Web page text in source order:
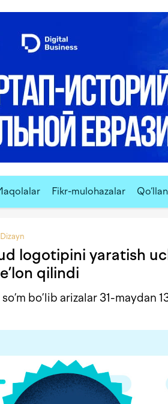
Fikr-mulohazalar
Dizayn
logotipini yaratish
qilindi
bo’lib arizalar 31-maydan